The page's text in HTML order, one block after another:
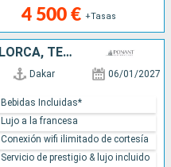
4 500 € +Tasas
SENEGAL, CABO VERDE, MALLORCA, TENERIFE, LANZAROTE
Dakar 06/01/2027
Bebidas Incluidas*
Lujo a la francesa
Conexión wifi ilimitado de cortesía
Servicio de prestigio & lujo incluido